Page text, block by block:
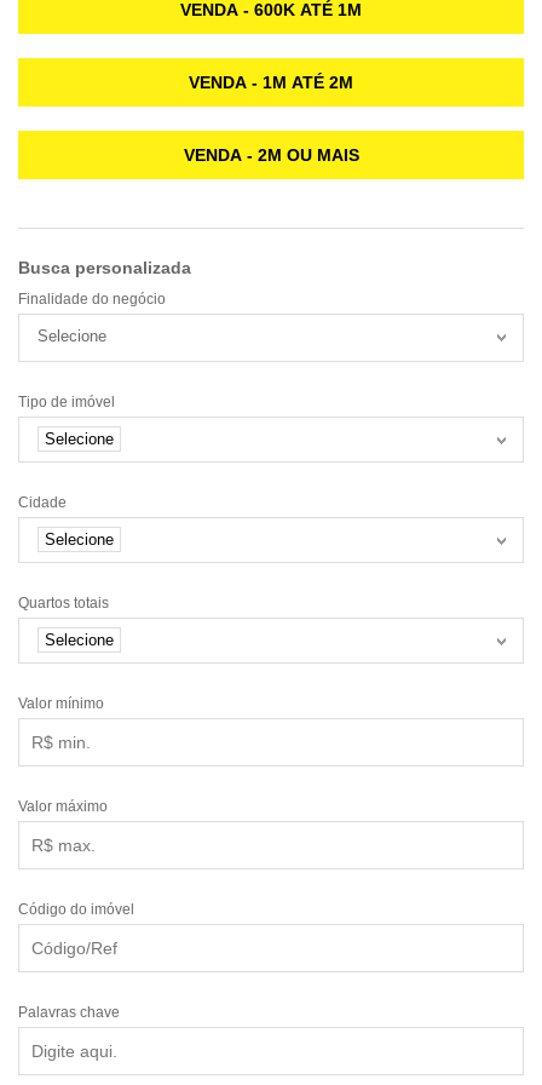
VENDA - 600K ATÉ 1M
VENDA - 1M ATÉ 2M
VENDA - 2M OU MAIS
Busca personalizada
Finalidade do negócio
Selecione
Tipo de imóvel
Selecione
Cidade
Selecione
Quartos totais
Selecione
Valor mínimo
Valor máximo
Código do imóvel
Palavras chave